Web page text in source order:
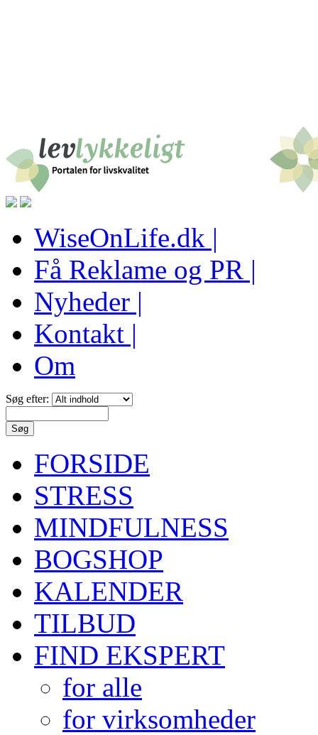
WiseOnLife.dk |
Få Reklame og PR |
Nyheder |
Kontakt |
Om
Søg efter:
FORSIDE
STRESS
MINDFULNESS
BOGSHOP
KALENDER
TILBUD
FIND EKSPERT
for alle
for virksomheder